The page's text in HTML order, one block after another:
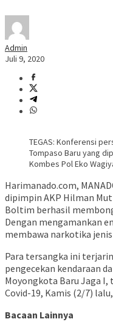
Admin
Juli 9, 2020
TEGAS: Konferensi
Tompaso Baru yang
Kombes Pol Eko
Harimanado.com,
dipimpin AKP Hilman
Boltim berhasil
Dengan mengamankan
membawa narkotika jenis
Para tersangka ini
pengecekan kendaraan
Moyongkota Baru Jaga I,
Covid-19, Kamis (2/7)
Bacaan Lainnya